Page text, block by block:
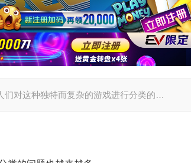
们对这种独特而复杂的游戏进行分类的…